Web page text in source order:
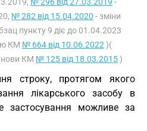
№ 282 від 15.04.2020 - зміни
пункту 9 діє до 01.04.2023
КМ № 664 від 10.06.2022 )(
КМ № 125 від 18.03.2015)
строку, протягом якого
лікарського засобу в
застосування можливе за